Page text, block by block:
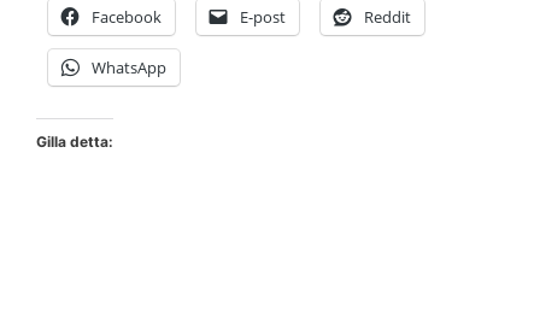
Facebook E-post Reddit
WhatsApp
Gilla detta: